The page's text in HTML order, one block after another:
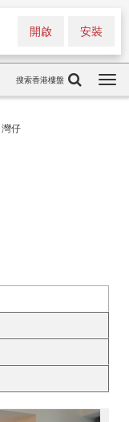
安裝
開啟
搜索香港樓盤
灣仔